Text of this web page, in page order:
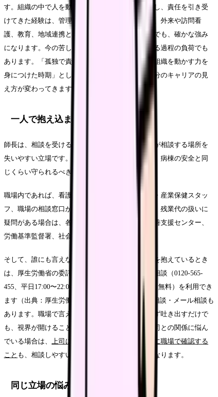
す。組織の中で人を動かし、矛盾する要請を調整し、責任を引き受
けてきた経験は、管理職を続ける場合はもちろん、外来や訪問看
護、教育、地域連携といった別の領域に移る場合でも、確かな強み
になります。今の苦しさは、その強みを養っている過程の負荷でも
あります。「孤独で責任が重かった時期」を、「組織を動かす力を
身につけた時期」として語れるようになると、自分のキャリアの見
え方が変わってきます。
一人で抱え込まないための相談先
師長は、相談を受ける役割を担うがゆえに、自分が相談する場所を
失いやすい立場です。けれど、師長自身の健康は、病棟の安全と同
じくらい守られるべきものです。
職場内であれば、看護部長・副看護部長、産業医・産業保健スタッ
フ、職場の相談窓口があります。労働時間や処遇、残業代の扱いに
疑問がある場合は、各都道府県の医療勤務環境改善支援センター、
労働基準監督署、社会保険労務士に相談できます。
そして、誰にも言えない疲れや気持ちの落ち込みを抱えているとき
は、厚生労働省の委託事業「こころの耳」の電話相談（0120-565-
455、平日17:00〜22:00／土日10:00〜16:00、匿名・無料）を利用でき
ます（出典：厚生労働省「こころの耳」）。SNS相談・メール相談も
あります。職場で言えないことを外部の窓口でまず吐き出すだけで
も、視界が開けることがあります。スタッフや上司との関係に悩ん
でいる場合は、
上司に相談できないと感じたときに職場で確認する
こと も、相談しやすい関係を見極める手がかりになります。
同じ立場の悩みをさらに深掘りする